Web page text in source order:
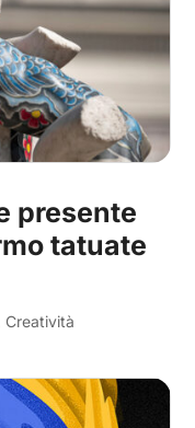
presente
tatuate
Creatività